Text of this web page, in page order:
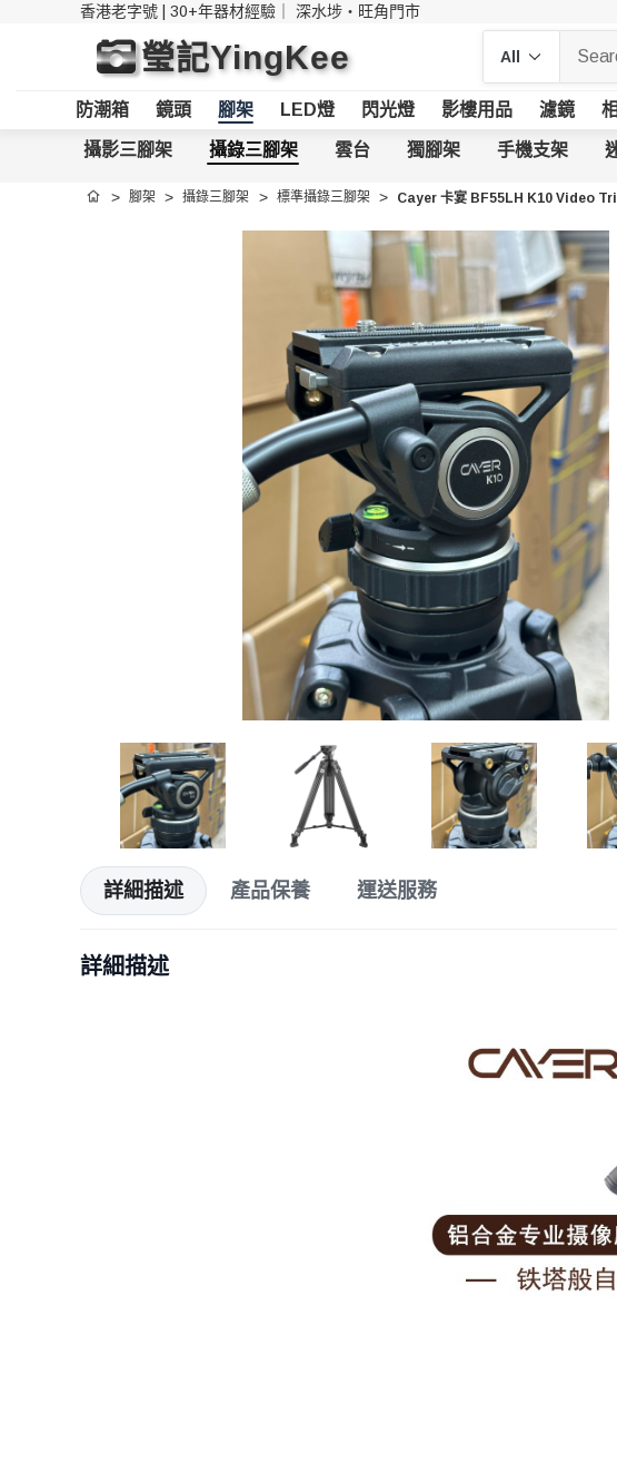
香港老字號 | 30+年器材經驗｜ 深水埗・旺角門市
瑩記YingKee
防潮箱 鏡頭 腳架 LED燈 閃光燈 影樓用品 濾鏡
攝影三腳架 攝錄三腳架 雲台 獨腳架 手機支架
首頁 腳架 攝錄三腳架 標準攝錄三腳架 Cayer 卡宴 BF55LH K10 Video
詳細描述 產品保養 運送服務
詳細描述